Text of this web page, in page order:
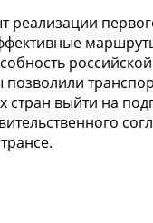
реализации
позволили
стран выйти на